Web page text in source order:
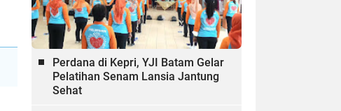
Perdana di Kepri, YJI Batam Gelar
Pelatihan Senam Lansia Jantung
Sehat